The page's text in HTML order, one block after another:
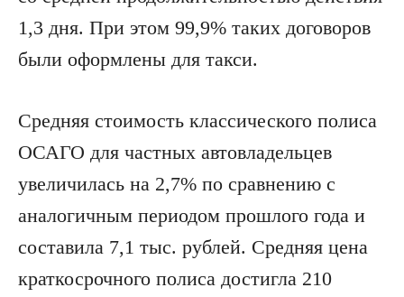
1,3 дня. При этом 99,9% таких договоров
были оформлены для такси.
Средняя стоимость классического полиса
ОСАГО для частных автовладельцев
увеличилась на 2,7% по сравнению с
аналогичным периодом прошлого года и
составила 7,1 тыс. рублей. Средняя цена
краткосрочного полиса достигла 210